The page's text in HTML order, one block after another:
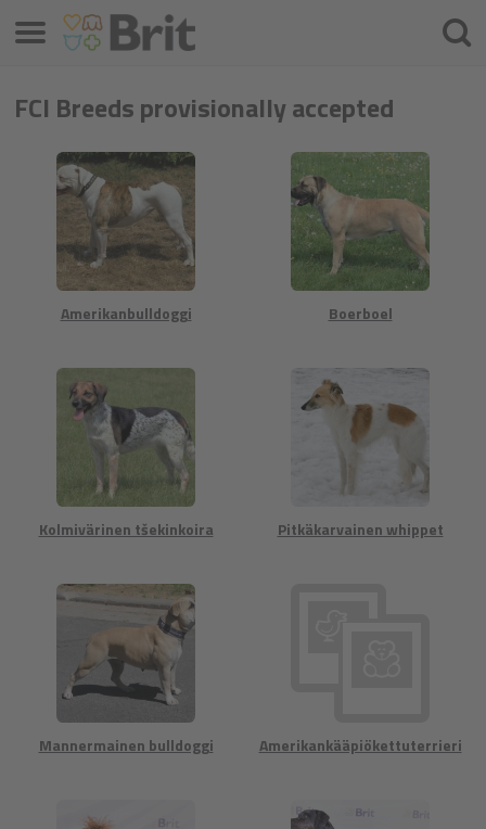
FCI Breeds provisionally accepted
Amerikanbulldoggi Boerboel
Kolmivärinen tšekinkoira Pitkäkarvainen whippet
Mannermainen bulldoggi Amerikankääpiökettuterrieri
Hae
Valikko